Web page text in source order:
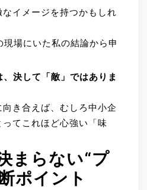
イメージを持つかもしれ
現場にいた私の結論から申
決して「敵」ではありま
き合えば、むしろ中小企
てこれほど心強い「味
まらない“プ
ポイント